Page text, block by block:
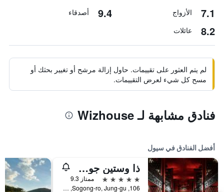
7.1 الأزواج 9.4 أصدقاء
8.2 عائلات
لم يتم العثور على تقييمات. حاول إزالة مرشح أو تغيير بحثك أو
مسح كل شيء لعرض التقييمات.
فنادق مشابهة لـ Wizhouse
أفضل الفنادق في سيول
ذا وستين جوسون سول
5 نجوم
ممتاز 9.3
106, Sogong-ro, Jung-gu, سيول, كوريا الجنوبية